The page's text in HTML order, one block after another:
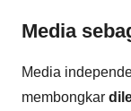
Media
Media
membongkar